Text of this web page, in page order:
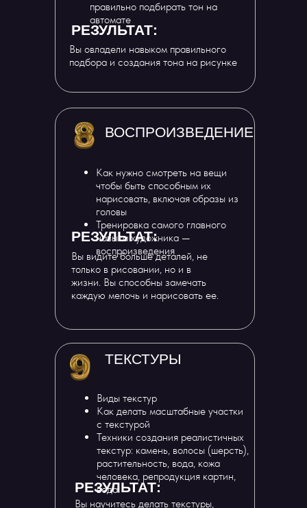
Виды текстур
Как делать масштабные участки
с текстурой
Техники создания реалистичных
текстур: камень, волосы (шерсть),
растительность, вода, кожа
человека, репродукция картин,
вода.
ТЕКСТУРЫ
РЕЗУЛЬТАТ:
Вы научитесь делать текстуры,
Как нужно смотреть на вещи
чтобы быть способным их
нарисовать, включая образы из
головы
Тренировка самого главного
навыка художника —
воспроизведения
ВОСПРОИЗВЕДЕНИЕ
РЕЗУЛЬТАТ:
Вы видите больше деталей, не
только в рисовании, но и в
жизни. Вы способны замечать
каждую мелочь и нарисовать ее.
правильно подбирать тон на
автомате
РЕЗУЛЬТАТ:
Вы овладели навыком правильного
подбора и создания тона на рисунке